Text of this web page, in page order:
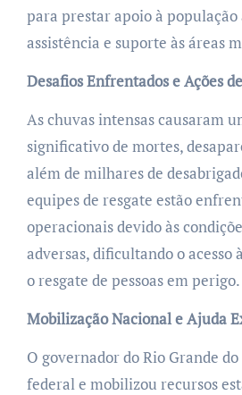
para prestar apoio à
assistência e suporte às áreas
Desafios Enfrentados e Ações
As chuvas intensas causaram
significativo de mortes,
além de milhares de
equipes de resgate estão
operacionais devido às
adversas, dificultando o acesso
o resgate de pessoas em perigo.
Mobilização Nacional e Ajuda
O governador do Rio Grande
federal e mobilizou recursos